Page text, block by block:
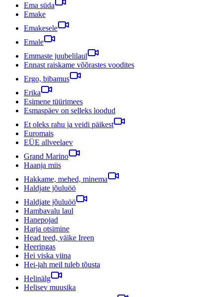
Ema süda
Emake
Emakesele
Emale
Emmaste juubelilaul
Ennast raiskame võõrastes voodites
Ergo, bibamus
Erika
Esimene tüürimees
Esmaspäev on selleks loodud
Et oleks rahu ja veidi päikest
Euromais
EÜE allveelaev
Grand Marino
Haanja miis
Hakkame, mehed, minema
Haldjate jõuluöö
Haldjate jõuluöö
Hambavalu laul
Hanepojad
Harja otsimine
Head teed, väike Ireen
Heeringas
Hei viska viina
Hei-jah meil tuleb tõusta
Helinälg
Helisev muusika